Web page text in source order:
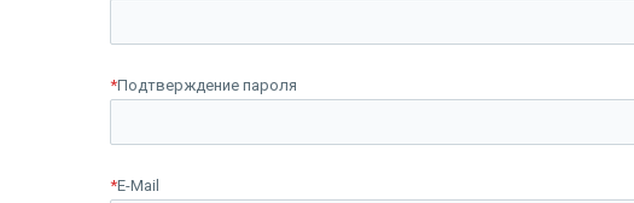
*Подтверждение пароля
*E-Mail